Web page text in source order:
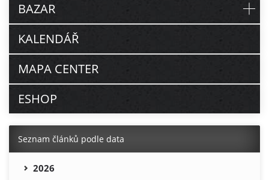
BAZAR
KALENDÁŘ
MAPA CENTER
ESHOP
Seznam článků podle data
2026